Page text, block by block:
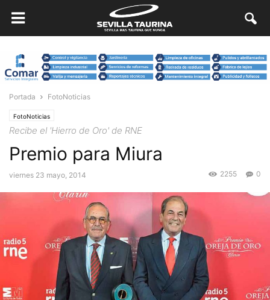
Portada FotoNoticias
FotoNoticias
Recibe el 'Hierro de Oro' de RNE
Premio para Miura
viernes 23 mayo, 2014 0
2255